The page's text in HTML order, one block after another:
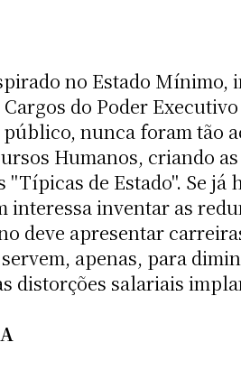
no Estado
do Poder
nunca foram tão
Humanos, criando
de Estado". Se já
interessa inventar as
deve apresentar
apenas, para
distorções salariais